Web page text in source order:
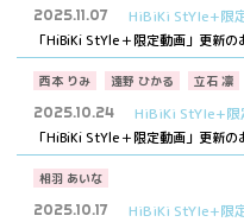
2025.11.07 HiBiKi StYle+限
「HiBiKi StYle＋限定動画」更新の
西本 りみ 遠野 ひかる 立石 凛
2025.10.24 HiBiKi StYle+限
「HiBiKi StYle＋限定動画」更新の
相羽 あいな
2025.10.17 HiBiKi StYle+限